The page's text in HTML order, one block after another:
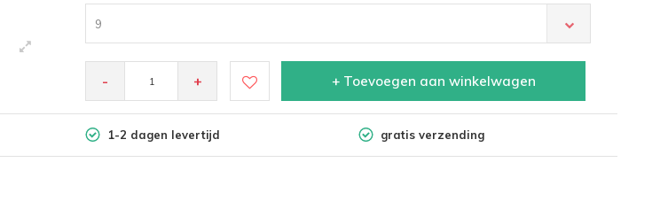
9
- + + Toevoegen aan winkelwagen
1-2 dagen levertijd gratis verzending